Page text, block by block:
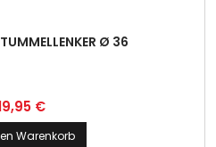
Ø 36
€
Warenkorb